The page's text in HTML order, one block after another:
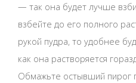
— так она будет лучше
взбейте до его полного
рукой пудра, то удобнее
как она растворяется
Обмажьте остывший пирог